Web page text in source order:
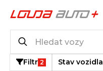
Filtr 2 Stav vozidla